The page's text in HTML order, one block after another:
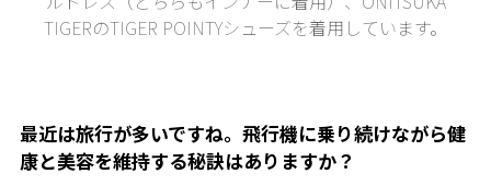
TIGERのTIGER POINTYシューズを着用しています。
最近は旅行が多いですね。飛行機に乗り続けながら健
康と美容を維持する秘訣はありますか？